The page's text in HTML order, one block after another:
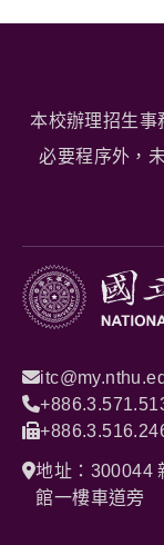
本校辦理招生事
必要程序外，
地址：300044
館一樓車道旁